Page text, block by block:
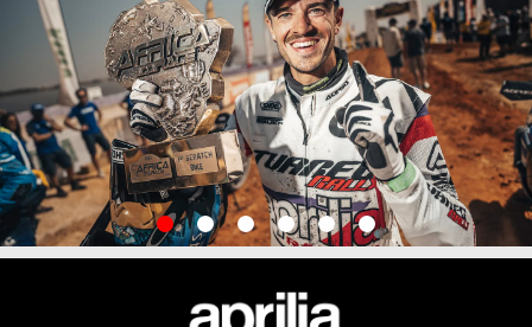
item
0
1
item
2
item
3
item
4
item
5
Item
1
Item
1